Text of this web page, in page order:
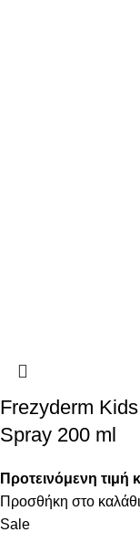
Frezyderm
Spray 200 ml
Προτεινόμενη τιμή
Προσθήκη στο καλάθι
Sale